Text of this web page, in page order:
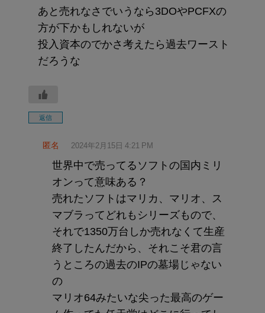
あと売れなさでいうなら3DOやPCFXの
方が下かもしれないが
投入資本のでかさ考えたら過去ワースト
だろうな
返信
匿名 2024年2月15日 4:21 PM
世界中で売ってるソフトの国内ミリ
オンって意味ある？
売れたソフトはマリカ、マリオ、ス
マブラってどれもシリーズもので、
それで1350万台しか売れなくて生産
終了したんだから、それこそ君の言
うところの過去のIPの墓場じゃない
の
マリオ64みたいな尖った最高のゲー